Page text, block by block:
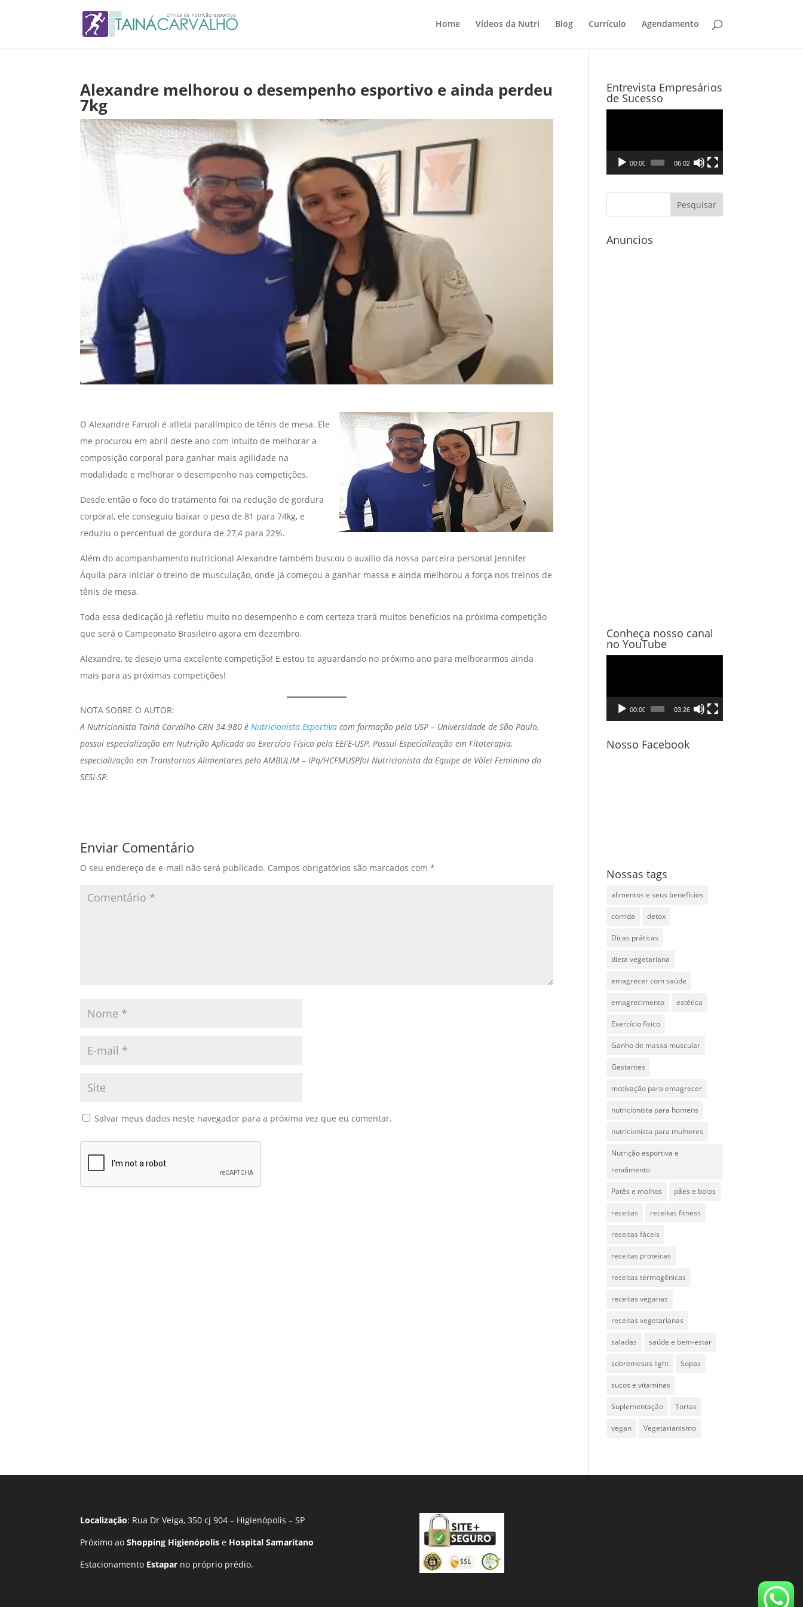
Home Vídeos da Nutri Blog Currículo Agendamento
Alexandre melhorou o desempenho esportivo e ainda perdeu
7kg
O Alexandre Faruoli é atleta paralímpico de tênis de mesa. Ele
me procurou em abril deste ano com intuito de melhorar a
composição corporal para ganhar mais agilidade na
modalidade e melhorar o desempenho nas competições.
Desde então o foco do tratamento foi na redução de gordura
corporal, ele conseguiu baixar o peso de 81 para 74kg, e
reduziu o percentual de gordura de 27,4 para 22%.
Além do acompanhamento nutricional Alexandre também buscou o auxílio da nossa parceira personal Jennifer
Áquila para iniciar o treino de musculação, onde já começou a ganhar massa e ainda melhorou a força nos treinos de
tênis de mesa.
Toda essa dedicação já refletiu muito no desempenho e com certeza trará muitos benefícios na próxima competição
que será o Campeonato Brasileiro agora em dezembro.
Alexandre, te desejo uma excelente competição! E estou te aguardando no próximo ano para melhorarmos ainda
mais para as próximas competições!
NOTA SOBRE O AUTOR:
A Nutricionista Tainá Carvalho CRN 34.980 éNutricionista Esportiva com formação pela USP – Universidade de São Paulo,
possui especialização em Nutrição Aplicada ao Exercício Físico pela EEFE-USP, Possui Especialização em Fitoterapia,
especialização em Transtornos Alimentares pelo AMBULIM – IPq/HCFMUSPfoi Nutricionista da Equipe de Vôlei Feminino do
SESI-SP.
Enviar Comentário
O seu endereço de e-mail não será publicado. Campos obrigatórios são marcados com*
Salvar meus dados neste navegador para a próxima vez que eu comentar.
Entrevista Empresários
de Sucesso
vídeo
00:00 06:02
Anuncios
Conheça nosso canal
no YouTube
vídeo
00:00 03:26
Nosso Facebook
Nossas tags
alimentos e seus benefícios
corrida detox
Dicas práticas
dieta vegetariana
emagrecer com saúde
emagrecimento estética
Exercício físico
Ganho de massa muscular
Gestantes
motivação para emagrecer
nutricionista para homens
nutricionista para mulheres
Nutrição esportiva e
rendimento
Patês e molhos pães e bolos
receitas receitas fitness
receitas fáceis
receitas proteicas
receitas termogênicas
receitas veganas
receitas vegetarianas
saladas saúde e bem-estar
sobremesas light Sopas
sucos e vitaminas
Suplementação Tortas
vegan Vegetarianismo
Localização: Rua Dr Veiga, 350 cj 904 – Higienópolis – SP
Próximo aoShopping Higienópolis e Hospital Samaritano
Estacionamento Estapar no próprio prédio.